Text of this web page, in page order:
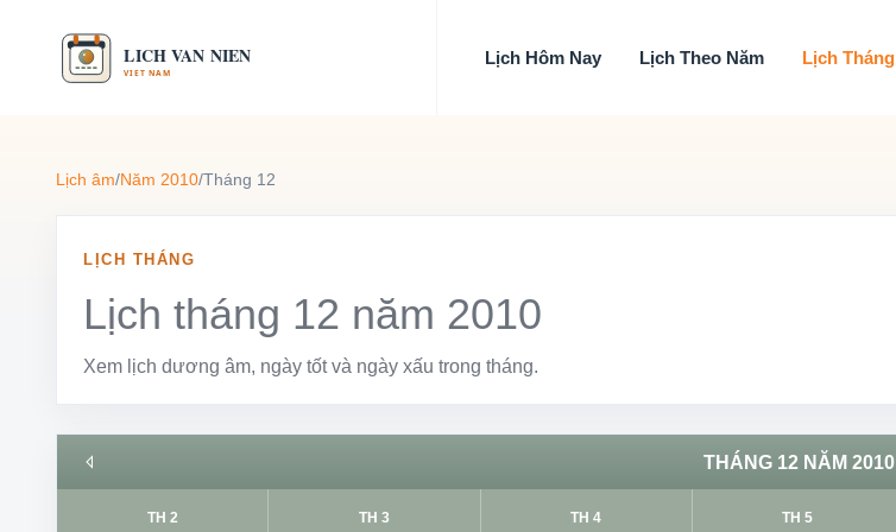
Lịch Hôm Nay Lịch Theo Năm Lịch Tháng
Lịch âm/Năm 2010/Tháng 12
LỊCH THÁNG
Lịch tháng 12 năm 2010
Xem lịch dương âm, ngày tốt và ngày xấu trong tháng.
THÁNG 12 NĂM 2010
TH 2 TH 3 TH 4 TH 5